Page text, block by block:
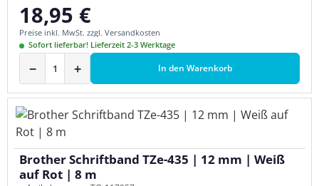
Regulärer Preis:
18,95 €
Preise inkl. MwSt. zzgl. Versandkosten
Sofort lieferbar! Lieferzeit 2-3 Werktage
− + In den Warenkorb
Brother Schriftband TZe-435 | 12 mm | Weiß
auf Rot | 8 m